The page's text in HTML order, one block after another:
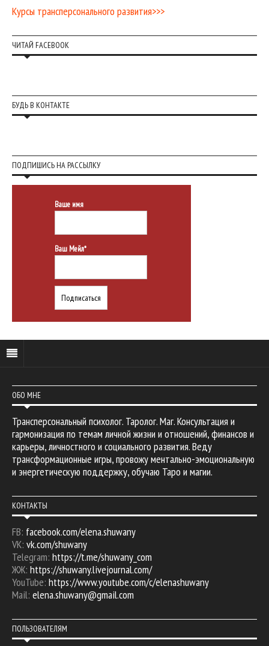
Курсы трансперсонального развития>>>
ЧИТАЙ FACEBOOK
БУДЬ В КОНТАКТЕ
ПОДПИШИСЬ НА РАССЫЛКУ
Ваше имя
Ваш Мейл*
ОБО МНЕ
Трансперсональный психолог. Таролог. Маг. Консультация и
гармонизация по темам личной жизни и отношений, финансов и
карьеры, личностного и социального развития. Веду
трансформационные игры, провожу ментально-эмоциональную
и энергетическую поддержку, обучаю Таро и магии.
КОНТАКТЫ
FB: facebook.com/elena.shuwany
VK: vk.com/shuwany
Telegram: https://t.me/shuwany_com
ЖЖ: https://shuwany.livejournal.com/
YouTube: https://www.youtube.com/c/elenashuwany
Mail: elena.shuwany@gmail.com
ПОЛЬЗОВАТЕЛЯМ